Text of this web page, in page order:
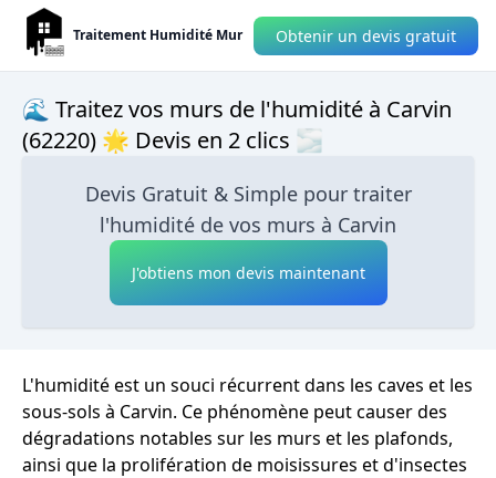
Traitement Humidité Mur Obtenir un devis gratuit
🌊 Traitez vos murs de l'humidité à Carvin
(62220) 🌟 Devis en 2 clics 🌫
Devis Gratuit & Simple pour traiter
l'humidité de vos murs à Carvin
J'obtiens mon devis maintenant
L'humidité est un souci récurrent dans les caves et les
sous-sols à Carvin. Ce phénomène peut causer des
dégradations notables sur les murs et les plafonds,
ainsi que la prolifération de moisissures et d'insectes